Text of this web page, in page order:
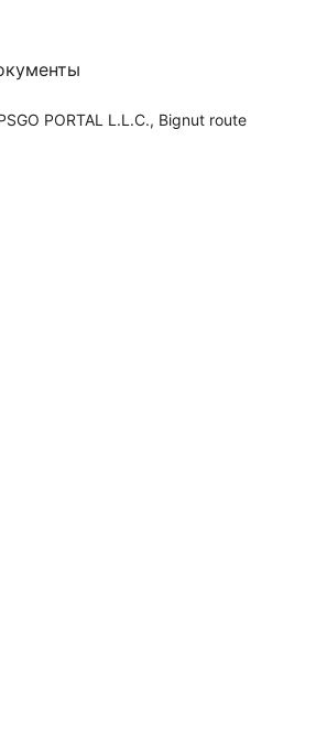
PORTAL L.L.C., Bignut route